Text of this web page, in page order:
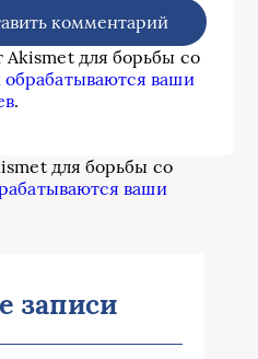
Akismet для борьбы со
обрабатываются ваши
.
для борьбы со
ваши
записи